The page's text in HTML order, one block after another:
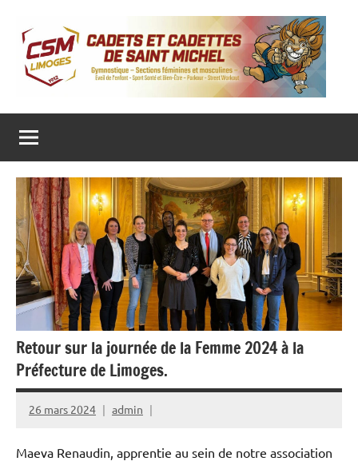
contenu
‒
‒
Eveil
de
l’enfant
‒
Sport
Santé
et
Bien-
Être
–
Parkour
–
Retour sur la journée de la Femme 2024 à la
Préfecture de Limoges.
26 mars 2024 admin
Maeva Renaudin, apprentie au sein de notre association